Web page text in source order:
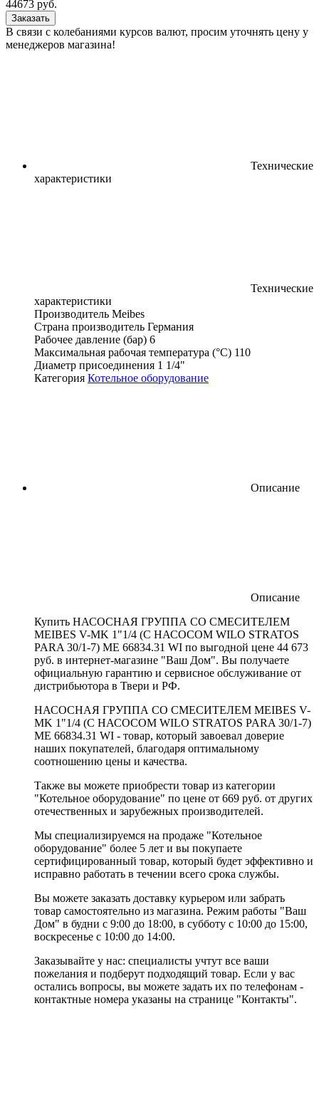
44673 руб.
Заказать
В связи с колебаниями курсов валют, просим уточнять цену у
менеджеров магазина!
Технические
характеристики
Технические
характеристики
Производитель Meibes
Страна производитель Германия
Рабочее давление (бар) 6
Максимальная рабочая температура (°С) 110
Диаметр присоединения 1 1/4"
Категория Котельное оборудование
Описание
Описание
Купить НАСОСНАЯ ГРУППА СО СМЕСИТЕЛЕМ
MEIBES V-MK 1"1/4 (С НАСОСОМ WILO STRATOS
PARA 30/1-7) ME 66834.31 WI по выгодной цене 44 673
руб. в интернет-магазине "Ваш Дом". Вы получаете
официальную гарантию и сервисное обслуживание от
дистрибьютора в Твери и РФ.
НАСОСНАЯ ГРУППА СО СМЕСИТЕЛЕМ MEIBES V-
MK 1"1/4 (С НАСОСОМ WILO STRATOS PARA 30/1-7)
ME 66834.31 WI - товар, который завоевал доверие
наших покупателей, благодаря оптимальному
соотношению цены и качества.
Также вы можете приобрести товар из категории
"Котельное оборудование" по цене от 669 руб. от других
отечественных и зарубежных производителей.
Мы специализируемся на продаже "Котельное
оборудование" более 5 лет и вы покупаете
сертифицированный товар, который будет эффективно и
исправно работать в течении всего срока службы.
Вы можете заказать доставку курьером или забрать
товар самостоятельно из магазина. Режим работы "Ваш
Дом" в будни с 9:00 до 18:00, в субботу с 10:00 до 15:00,
воскресенье с 10:00 до 14:00.
Заказывайте у нас: специалисты учтут все ваши
пожелания и подберут подходящий товар. Если у вас
остались вопросы, вы можете задать их по телефонам -
контактные номера указаны на странице "Контакты".